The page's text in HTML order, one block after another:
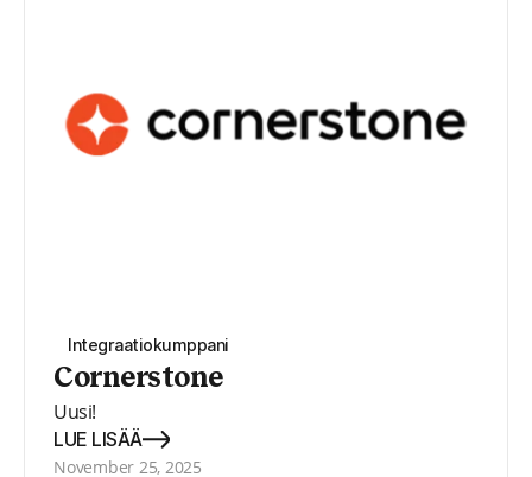
Integraatiokumppani
Cornerstone
Uusi!
LUE LISÄÄ
November 25, 2025